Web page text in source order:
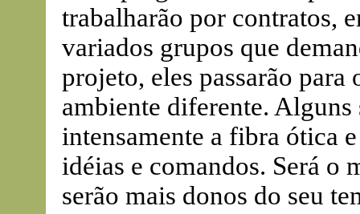
trabalharão por contratos,
variados grupos que
projeto, eles passarão
ambiente diferente.
intensamente a fibra ótica
idéias e comandos. Será o
serão mais donos do seu